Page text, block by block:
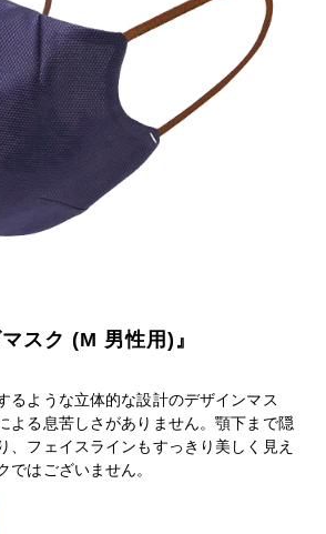
スク (M 男性用) 』
るような立体的な設計のデザインマス
よる息苦しさがありません。顎下まで隠
、フェイスラインもすっきり美しく見え
はございません。